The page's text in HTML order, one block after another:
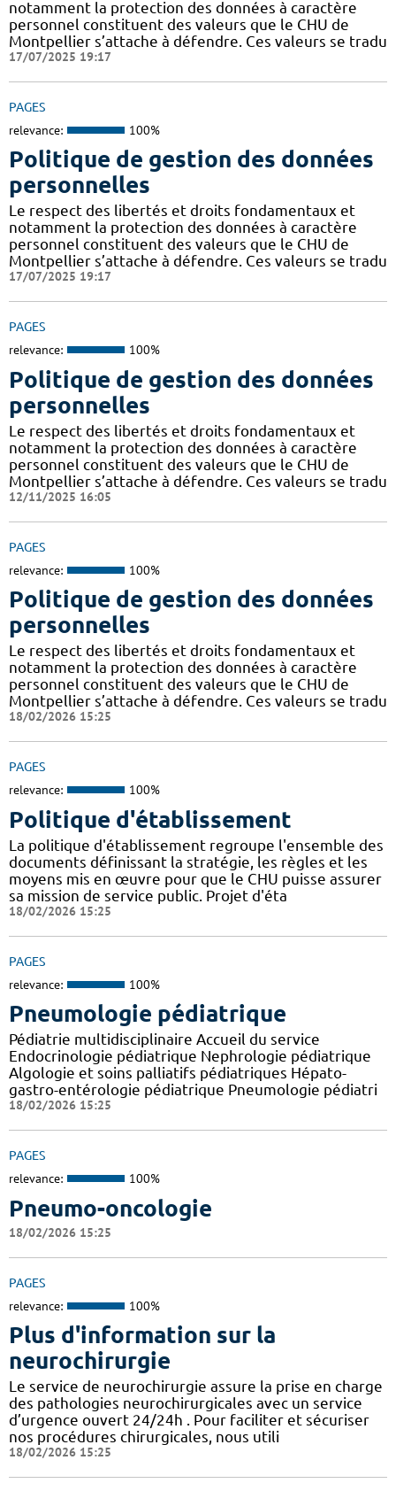
notamment la protection des données à caractère
personnel constituent des valeurs que le CHU de
Montpellier s’attache à défendre. Ces valeurs se tradu
17/07/2025 19:17
PAGES
relevance: 100%
Politique de gestion des données
personnelles
Le respect des libertés et droits fondamentaux et
notamment la protection des données à caractère
personnel constituent des valeurs que le CHU de
Montpellier s’attache à défendre. Ces valeurs se tradu
17/07/2025 19:17
PAGES
relevance: 100%
Politique de gestion des données
personnelles
Le respect des libertés et droits fondamentaux et
notamment la protection des données à caractère
personnel constituent des valeurs que le CHU de
Montpellier s’attache à défendre. Ces valeurs se tradu
12/11/2025 16:05
PAGES
relevance: 100%
Politique de gestion des données
personnelles
Le respect des libertés et droits fondamentaux et
notamment la protection des données à caractère
personnel constituent des valeurs que le CHU de
Montpellier s’attache à défendre. Ces valeurs se tradu
18/02/2026 15:25
PAGES
relevance: 100%
Politique d'établissement
La politique d'établissement regroupe l'ensemble des
documents définissant la stratégie, les règles et les
moyens mis en œuvre pour que le CHU puisse assurer
sa mission de service public. Projet d'éta
18/02/2026 15:25
PAGES
relevance: 100%
Pneumologie pédiatrique
Pédiatrie multidisciplinaire Accueil du service
Endocrinologie pédiatrique Nephrologie pédiatrique
Algologie et soins palliatifs pédiatriques Hépato-
gastro-entérologie pédiatrique Pneumologie pédiatri
18/02/2026 15:25
PAGES
relevance: 100%
Pneumo-oncologie
18/02/2026 15:25
PAGES
relevance: 100%
Plus d'information sur la
neurochirurgie
Le service de neurochirurgie assure la prise en charge
des pathologies neurochirurgicales avec un service
d’urgence ouvert 24/24h . Pour faciliter et sécuriser
nos procédures chirurgicales, nous utili
18/02/2026 15:25